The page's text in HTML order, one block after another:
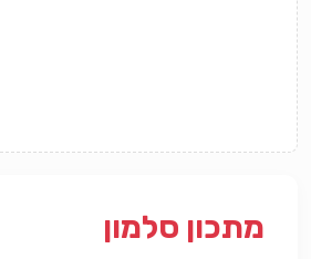
מתכון סלמון